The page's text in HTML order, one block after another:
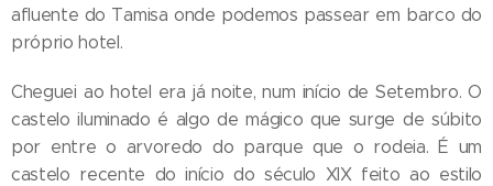
afluente do Tamisa onde podemos passear em barco do
próprio hotel.
Cheguei ao hotel era já noite, num início de Setembro. O
castelo iluminado é algo de mágico que surge de súbito
por entre o arvoredo do parque que o rodeia. É um
castelo recente do início do século XIX feito ao estilo